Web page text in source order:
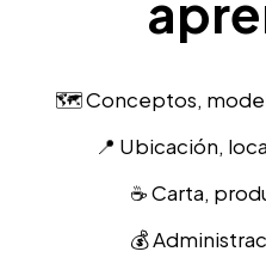
🗺 Conceptos,
📍 Ubicación,
☕ Carta,
💰